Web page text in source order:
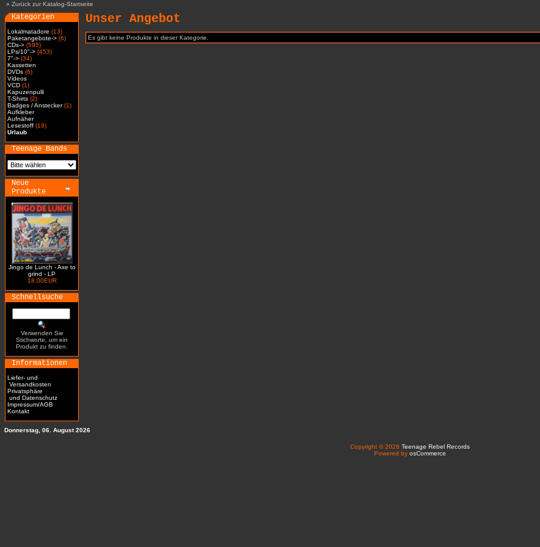
» Zurück zur Katalog-Startseite
Kategorien
Lokalmatadore (13)
Paketangebote-> (6)
CDs-> (595)
LPs/10"-> (453)
7"-> (34)
Kassetten
DVDs (6)
Videos
VCD (1)
Kapuzenpulli
T-Shirts (2)
Badges / Anstecker(1)
Aufkleber
Aufnäher
Lesestoff (19)
Urlaub
Teenage Bands
Neue
Produkte
Jingo de Lunch - Axe to
grind - LP
18.00EUR
Schnellsuche
Verwenden Sie
Stichworte, um ein
Produkt zu finden.
Informationen
Liefer- und
Versandkosten
Privatsphäre
und Datenschutz
Impressum/AGB
Kontakt
Unser Angebot
Es gibt keine Produkte in dieser Kategorie.
Donnerstag, 06. August 2026
Copyright © 2026 Teenage Rebel Records
Powered by osCommerce